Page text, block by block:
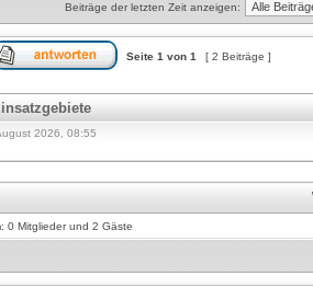
Beiträge der letzten Zeit anzeigen:
Seite 1 von 1 [ 2 Beiträge ]
2026, 08:55
0 Mitglieder und 2 Gäste